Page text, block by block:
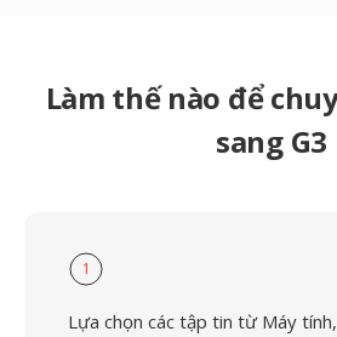
Làm thế nào để
sang G3
1
Lựa chọn các tập tin từ Máy